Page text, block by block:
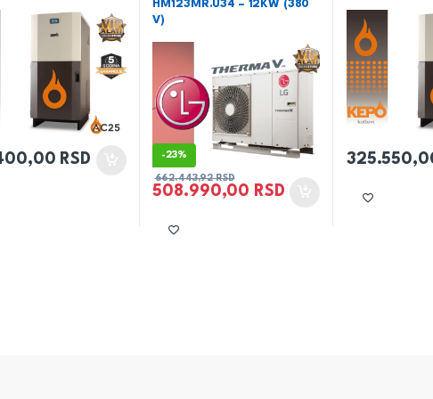
RSD
HM123MR.U34 – 12KW (380
V)
-23%
508.990,00 RSD
662.443,92RSD